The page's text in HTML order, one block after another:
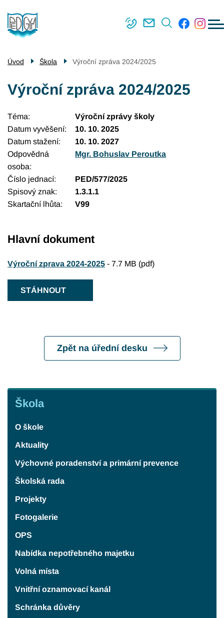
hlavnímu
navigace
Střední škola
Kontakty
Škola
Škola
O škole
Aktuality
Výchovné poradenství a primární prevence
Školská rada
Projekty
Fotogalerie
OPS
Nabídka nepotřebného majetku
Volná místa
Vnitřní oznamovací kanál
Schránka důvěry
Úvod Škola Výroční zpráva 2024/2025
Výroční zpráva 2024/2025
Téma
Výroční zprávy školy
Datum vyvěšení
10. 10. 2025
Datum stažení
10. 10. 2027
Odpovědná
osoba
Mgr. Bohuslav Peroutka
Číslo jednací
PED/577/2025
Spisový znak
1.3.1.1
Skartační lhůta
V99
Hlavní dokument
Výroční zprava 2024-2025 - 7.7 MB (pdf)
STÁHNOUT
Zpět na úřední desku